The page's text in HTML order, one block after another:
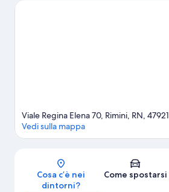
kart Pista Miramare meritano una visita.
Mappa
Viale Regina Elena 70, Rimini, RN, 47921
Vedi sulla mappa
Cosa c’è nei
dintorni?
Come spostarsi